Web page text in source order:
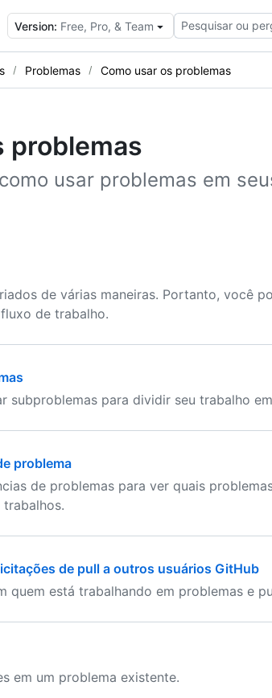
Version: Free, Pro, & Team Pesquisar ou
Problemas Como usar os problemas
problemas
usar problemas em
de várias maneiras. Portanto, você
de trabalho.
subproblemas para dividir seu trabalho
problema
de problemas para ver quais
de pull a outros usuários GitHub
quem está trabalhando em problemas e
em um problema existente.